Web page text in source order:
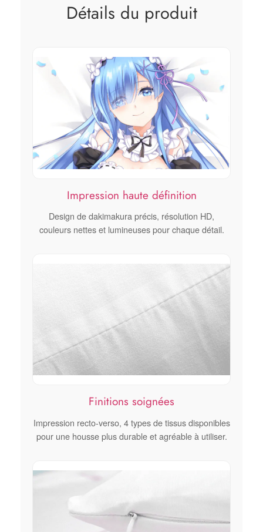
Détails du produit
Impression haute définition
Design de dakimakura précis, résolution HD,
couleurs nettes et lumineuses pour chaque détail.
Finitions soignées
Impression recto-verso, 4 types de tissus disponibles
pour une housse plus durable et agréable à utiliser.